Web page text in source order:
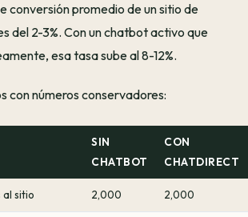
conversión promedio de un sitio de
del 2-3%. Con un chatbot activo que
esa tasa sube al 8-12%.
con números conservadores:
SIN
CHATBOT
CON
CHATDIRECT
al sitio 2,000 2,000